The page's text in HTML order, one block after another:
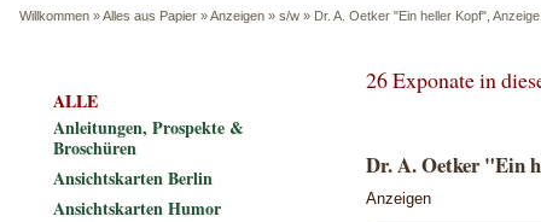
Willkommen »Alles aus Papier »Anzeigen » s/w » Dr. A. Oetker "Ein heller Kopf",
26 Exponate in
Dr. A. Oetker "Ein
Anzeigen
ALLE
Anleitungen, Prospekte &
Broschüren
Ansichtskarten Berlin
Ansichtskarten Humor